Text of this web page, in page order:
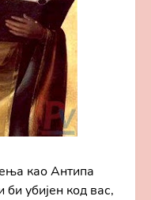
као Антипа
би убијен код вас,